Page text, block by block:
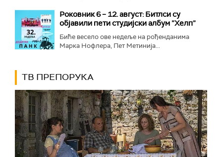
Роковник 6 – 12. август: Битлси су
објавили пети студијски албум ”Хелп”
Биће весело ове недеље на рођенданима
Марка Нофлера, Пет Метинија...
ТВ ПРЕПОРУКА